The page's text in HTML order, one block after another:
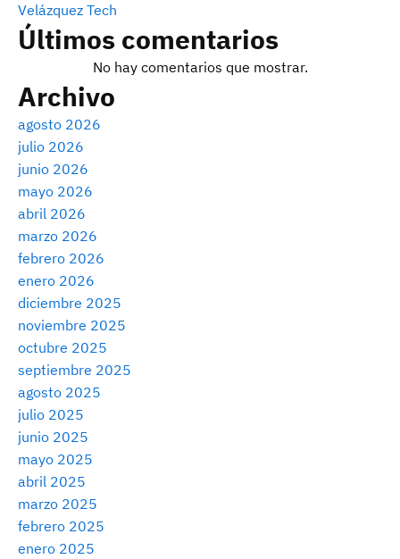
Velázquez Tech
Últimos comentarios
No hay comentarios que mostrar.
Archivo
agosto 2026
julio 2026
junio 2026
mayo 2026
abril 2026
marzo 2026
febrero 2026
enero 2026
diciembre 2025
noviembre 2025
octubre 2025
septiembre 2025
agosto 2025
julio 2025
junio 2025
mayo 2025
abril 2025
marzo 2025
febrero 2025
enero 2025